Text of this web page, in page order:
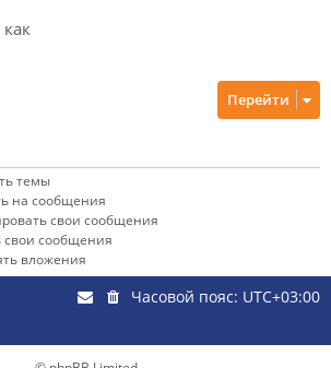
Перейти
темы
на сообщения
свои сообщения
свои сообщения
вложения
Часовой пояс: UTC+03:00